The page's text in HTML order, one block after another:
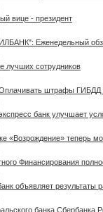
вице - президент
Еженедельный
лучших сотрудников
штрафы ГИБДД
банк улучшает
«Возрождение» теперь
Финансирования
объявляет результаты
банка Сбербанка